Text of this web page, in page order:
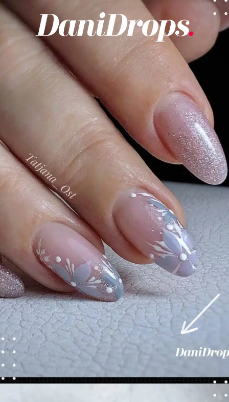
https://danidrops.com.br/category/tendencia-de-unhas/